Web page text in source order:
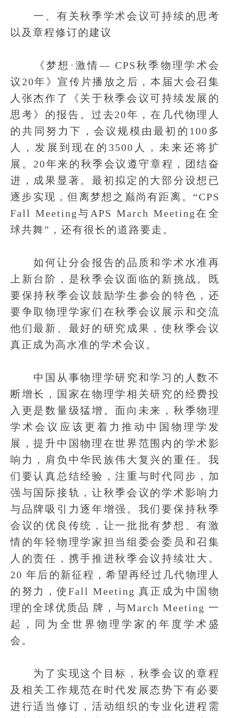
一、有关秋季学术会议可持续的思考
以及章程修订的建议
《梦想·激情— CPS秋季物理学术会
议20年》宣传片播放之后，本届大会召集
人张杰作了《关于秋季会议可持续发展的
思考》的报告。过去20年，在几代物理人
的共同努力下，会议规模由最初的100多
人，发展到现在的3500人，未来还将扩
展。20年来的秋季会议遵守章程，团结奋
进，成果显著。最初拟定的大部分设想已
逐步实现，但离梦想之巅尚有距离。“CPS
Fall Meeting与APS March Meeting在全
球共舞”，还有很长的道路要走。
如何让分会报告的品质和学术水准再
上新台阶，是秋季会议面临的新挑战。既
要保持秋季会议鼓励学生参会的特色，还
要争取物理学家们在秋季会议展示和交流
他们最新、最好的研究成果，使秋季会议
真正成为高水准的学术会议。
中国从事物理学研究和学习的人数不
断增长，国家在物理学相关研究的经费投
入更是数量级猛增。面向未来，秋季物理
学术会议应该更着力推动中国物理学发
展，提升中国物理在世界范围内的学术影
响力，肩负中华民族伟大复兴的重任。我
们要认真总结经验，注重与时代同步，加
强与国际接轨，让秋季会议的学术影响力
与品牌吸引力逐年增强。我们要保持秋季
会议的优良传统，让一批批有梦想、有激
情的年轻物理学家担当组委会委员和召集
人的责任，携手推进秋季会议持续壮大。
20 年后的新征程，希望再经过几代物理人
的努力，使Fall Meeting 真正成为中国物
理的全球优质品 牌，与March Meeting 一
起，同为全世界物理学家的年度学术盛
会。
为了实现这个目标，秋季会议的章程
及相关工作规范在时代发展态势下有必要
进行适当修订，活动组织的专业化进程需